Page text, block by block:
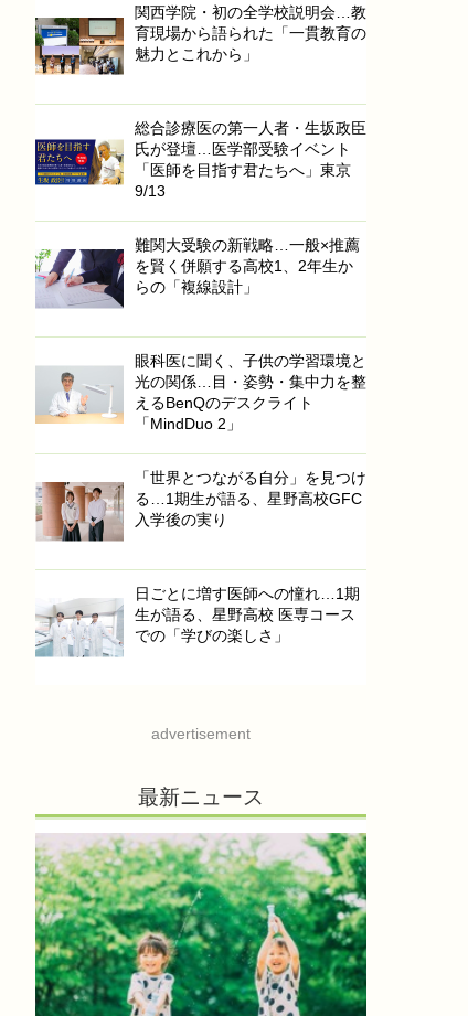
関西学院・初の全学校説明会…教
育現場から語られた「一貫教育の
魅力とこれから」
総合診療医の第一人者・生坂政臣
氏が登壇…医学部受験イベント
「医師を目指す君たちへ」東京
9/13
難関大受験の新戦略…一般×推薦
を賢く併願する高校1、2年生か
らの「複線設計」
眼科医に聞く、子供の学習環境と
光の関係…目・姿勢・集中力を整
えるBenQのデスクライト
「MindDuo 2」
「世界とつながる自分」を見つけ
る…1期生が語る、星野高校GFC
入学後の実り
日ごとに増す医師への憧れ…1期
生が語る、星野高校 医専コース
での「学びの楽しさ」
advertisement
最新ニュース